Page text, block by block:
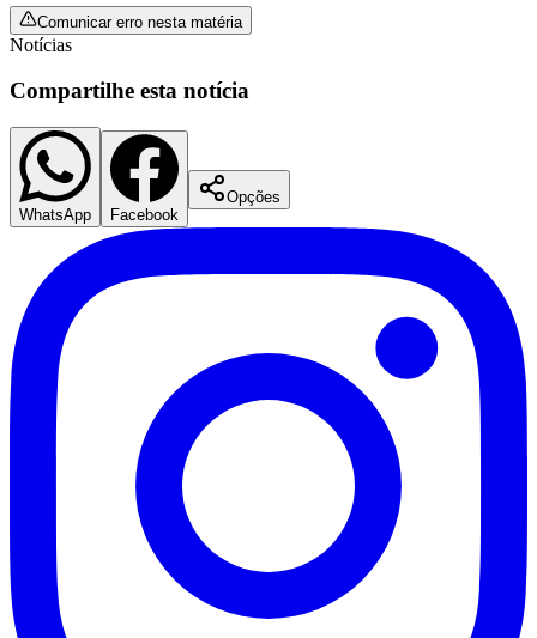
Santos
Comunicar erro nesta matéria
Notícias
Compartilhe esta notícia
WhatsApp Facebook
Opções